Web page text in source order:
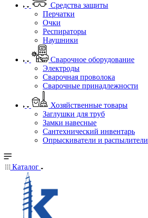
Средства защиты
Перчатки
Очки
Респираторы
Наушники
Сварочное оборудование
Электроды
Сварочная проволока
Сварочные принадлежности
Хозяйственные товары
Заглушки для труб
Замки навесные
Сантехнический инвентарь
Опрыскиватели и распылители
Каталог